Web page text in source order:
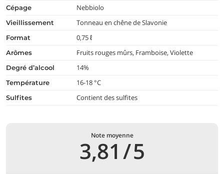
cépage Nebbiolo
vieillissement Tonneau en chêne de Slavonie
format 0,75 ℓ
arômes Fruits rouges mûrs, Framboise, Violette
degré d’alcool 14%
température 16-18 °C
Sulfites Contient des sulfites
Note moyenne
3,81 /5